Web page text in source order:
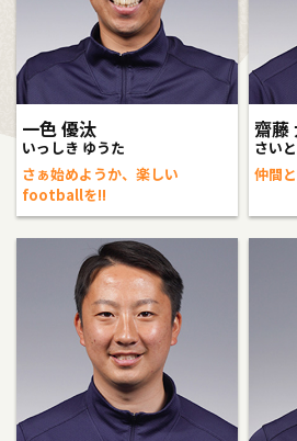
一色 優汰
いっしき ゆうた
さぁ始めようか、楽しい
footballを!!
齋藤
さい
仲間